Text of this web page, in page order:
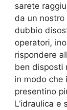
sarete
da un
dubbio
operatori,
rispondere
ben disposti
in modo che
presentino
L’idraulica e